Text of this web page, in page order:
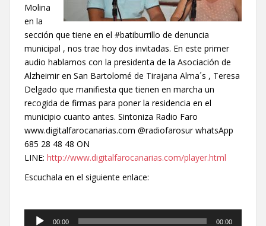
Molina
en la
sección que tiene en el #batiburrillo de denuncia
municipal , nos trae hoy dos invitadas. En este primer
audio hablamos con la presidenta de la Asociación de
Alzheimir en San Bartolomé de Tirajana Alma´s , Teresa
Delgado que manifiesta que tienen en marcha un
recogida de firmas para poner la residencia en el
municipio cuanto antes. Sintoniza Radio Faro
www.digitalfarocanarias.com @radiofarosur whatsApp
685 28 48 48 ON
LINE: http://www.digitalfarocanarias.com/player.html
Escuchala en el siguiente enlace:
Reproductor
00:00 00:00